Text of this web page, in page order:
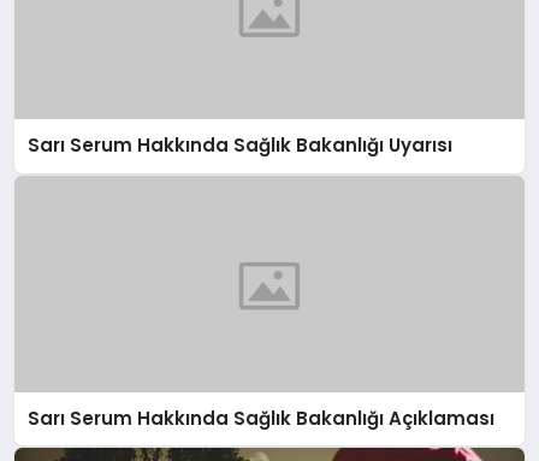
Sarı Serum Hakkında Sağlık Bakanlığı Uyarısı
Sarı Serum Hakkında Sağlık Bakanlığı Açıklaması